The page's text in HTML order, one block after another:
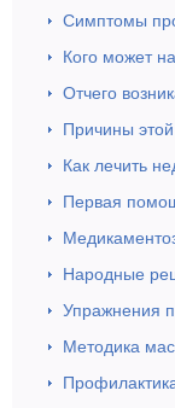
Симптомы
Кого может
Отчего
Причины
Как лечить
Первая
Народные
Упражнения
Методика